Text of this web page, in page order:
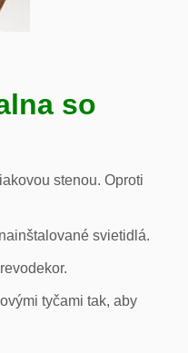
so
stenou. Oproti
svietidlá.
tyčami tak, aby